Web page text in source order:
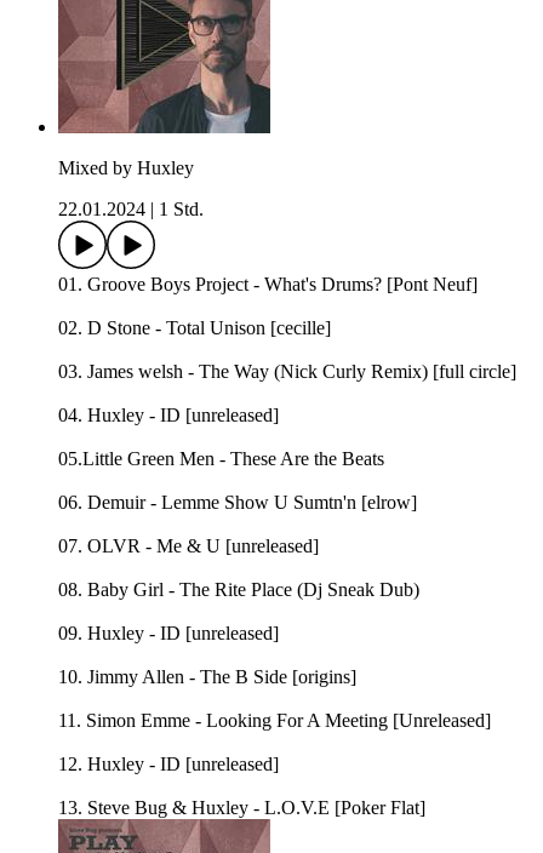
Mixed by Huxley
22.01.2024
1 Std.
01. Groove Boys Project - What's Drums? [Pont Neuf]
02. D Stone - Total Unison [cecille]
03. James welsh - The Way (Nick Curly Remix) [full circle]
04. Huxley - ID [unreleased]
05.Little Green Men - These Are the Beats
06. Demuir - Lemme Show U Sumtn'n [elrow]
07. OLVR - Me & U [unreleased]
08. Baby Girl - The Rite Place (Dj Sneak Dub)
09. Huxley - ID [unreleased]
10. Jimmy Allen - The B Side [origins]
11. Simon Emme - Looking For A Meeting [Unreleased]
12. Huxley - ID [unreleased]
13. Steve Bug & Huxley - L.O.V.E [Poker Flat]